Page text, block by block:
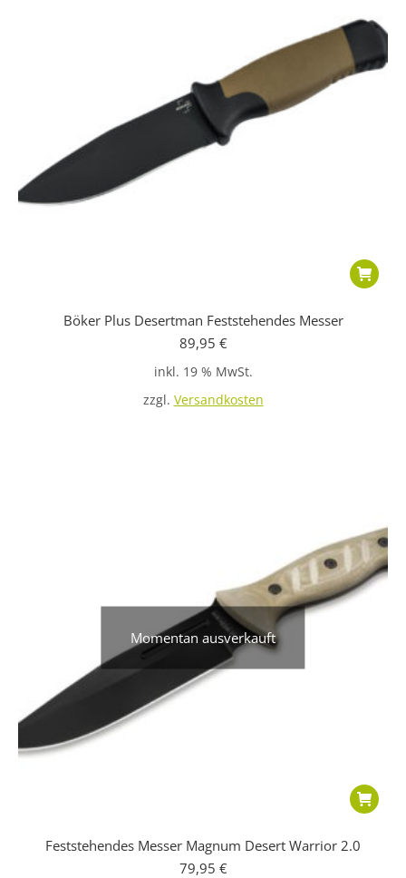
Böker Plus Desertman Feststehendes Messer
89,95 €
inkl. 19 % MwSt.
zzgl. Versandkosten
Momentan ausverkauft
Feststehendes Messer Magnum Desert Warrior 2.0
79,95 €